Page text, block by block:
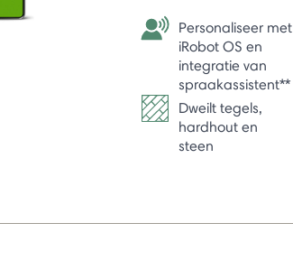
Personaliseer met
iRobot OS en
integratie van
spraakassistent**
Dweilt tegels,
hardhout en
steen